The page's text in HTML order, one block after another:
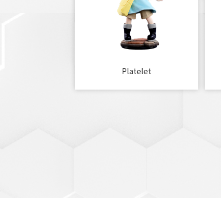
Platelet